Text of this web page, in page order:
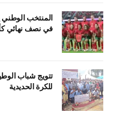
المنتخب
في نصف نهائي
تتويج شباب
للكرة الحديدية